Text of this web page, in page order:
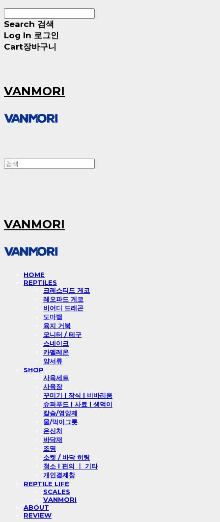
Search 검색
Log In 로그인
Cart장바구니
VANMORI
VANMORI
HOME
REPTILES
크레스티드 게코
레오파드 게코
비어디 드래곤
도마뱀
육지 거북
모니터 / 테구
스네이크
카멜레온
양서류
SHOP
사육세트
사육장
꾸미기 l 장식 l 비바리움
슈퍼푸드 l 사료 l 생먹이
칼슘/영양제
물/먹이그릇
은신처
바닥재
조명
소켓 / 바닥 히팅
청소 l 편의 ㅣ 기타
개인결제창
REPTILE LIFE
SCALES
VANMORI
ABOUT
REVIEW